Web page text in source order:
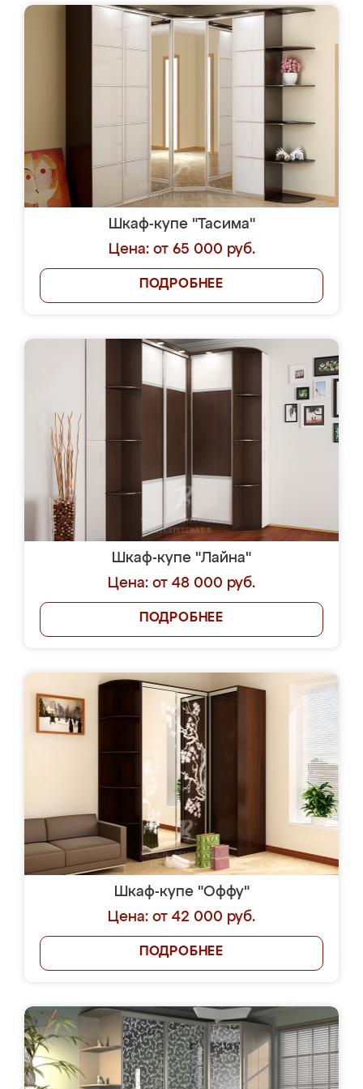
Шкаф-купе "Тасима"
Цена: от 65 000 руб.
ПОДРОБНЕЕ
Шкаф-купе "Лайна"
Цена: от 48 000 руб.
ПОДРОБНЕЕ
Шкаф-купе "Оффу"
Цена: от 42 000 руб.
ПОДРОБНЕЕ